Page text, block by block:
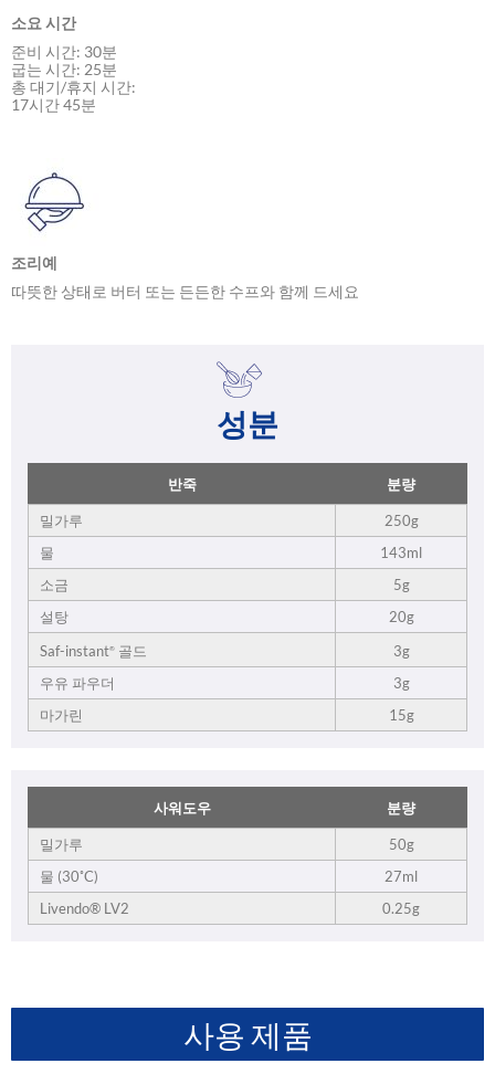
소요 시간
준비 시간: 30분
굽는 시간: 25분
총 대기/휴지 시간:
17시간 45분
조리예
따뜻한 상태로 버터 또는 든든한 수프와 함께 드세요
성분
반죽 분량
밀가루
250g
물
143ml
소금
5g
설탕
20g
Saf-instant® 골드
3g
우유 파우더
3g
마가린
15g
사워도우 분량
밀가루
50g
물 (30˚C)
27ml
Livendo® LV2
0.25g
사용 제품